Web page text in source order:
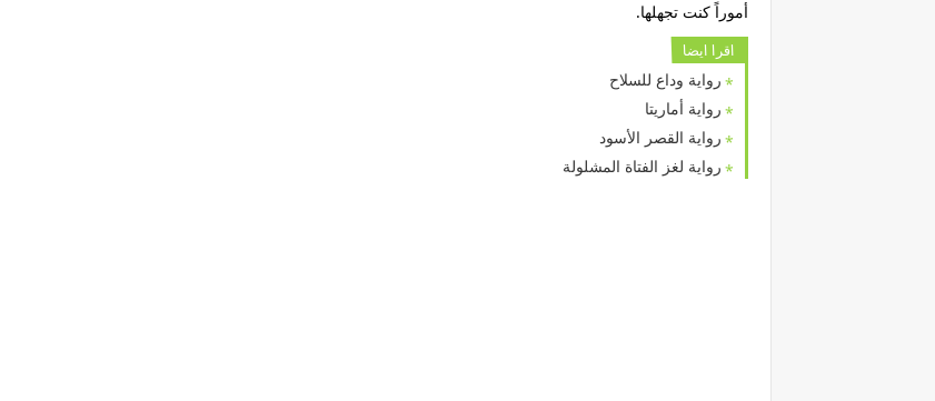
أموراً كنت تجهلها.
اقرا ايضا
رواية وداع للسلاح
رواية أماريتا
رواية القصر الأسود
رواية لغز الفتاة المشلولة